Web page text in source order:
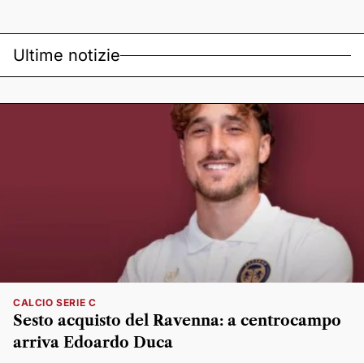
Ultime notizie
CALCIO SERIE C
Sesto acquisto del Ravenna: a centrocampo
arriva Edoardo Duca